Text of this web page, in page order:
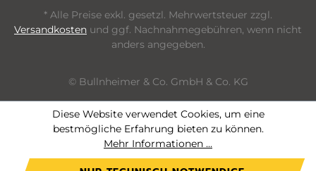
* Alle Preise exkl. gesetzl. Mehrwertsteuer zzgl.
Versandkosten und ggf. Nachnahmegebühren, wenn nicht
anders angegeben.
© Bullnheimer & Co. GmbH & Co. KG
Diese Website verwendet Cookies, um eine
bestmögliche Erfahrung bieten zu können.
Mehr Informationen ...